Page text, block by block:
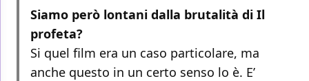
Siamo però lontani dalla brutalità di Il
profeta?
Si quel film era un caso particolare, ma
anche questo in un certo senso lo è. E’